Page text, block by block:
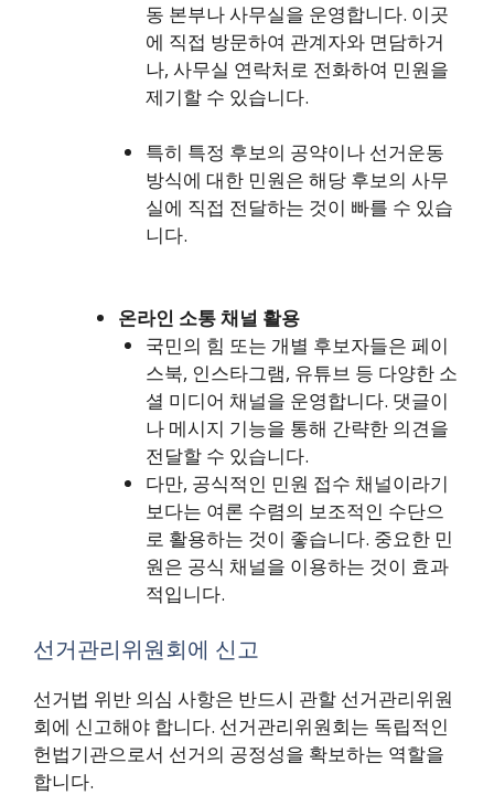
동 본부나 사무실을 운영합니다. 이곳
에 직접 방문하여 관계자와 면담하거
나, 사무실 연락처로 전화하여 민원을
제기할 수 있습니다.
특히 특정 후보의 공약이나 선거운동
방식에 대한 민원은 해당 후보의 사무
실에 직접 전달하는 것이 빠를 수 있습
니다.
온라인 소통 채널 활용
국민의 힘 또는 개별 후보자들은 페이
스북, 인스타그램, 유튜브 등 다양한 소
셜 미디어 채널을 운영합니다. 댓글이
나 메시지 기능을 통해 간략한 의견을
전달할 수 있습니다.
다만, 공식적인 민원 접수 채널이라기
보다는 여론 수렴의 보조적인 수단으
로 활용하는 것이 좋습니다. 중요한 민
원은 공식 채널을 이용하는 것이 효과
적입니다.
선거관리위원회에 신고
선거법 위반 의심 사항은 반드시 관할 선거관리위원
회에 신고해야 합니다. 선거관리위원회는 독립적인
헌법기관으로서 선거의 공정성을 확보하는 역할을
합니다.